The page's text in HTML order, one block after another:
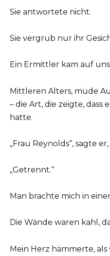
Sie antwortete nicht.
Sie vergrub nur ihr
Ein Ermittler kam auf
Mittleren Alters, müde
– die Art, die zeigte, dass
hatte.
„Frau Reynolds“, sagte
„Getrennt.“
Man brachte mich in
Die Wände waren kahl,
Mein Herz hämmerte, als